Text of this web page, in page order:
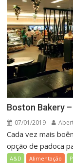
Boston Bakery
07/01/2019
Cada vez mais
opção de padoca
A&D Alimentação